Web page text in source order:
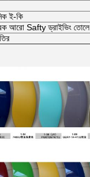
ই-কি
আরো Safty ড্রাইভিং তোলে